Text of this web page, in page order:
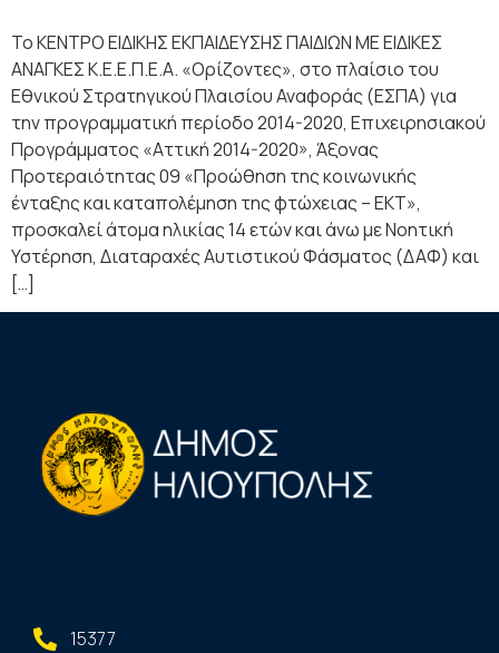
Το ΚΕΝΤΡΟ ΕΙΔΙΚΗΣ ΕΚΠΑΙΔΕΥΣΗΣ ΠΑΙΔΙΩΝ ΜΕ ΕΙΔΙΚΕΣ
ΑΝΑΓΚΕΣ Κ.Ε.Ε.Π.Ε.Α. «Ορίζοντες», στο πλαίσιο του
Εθνικού Στρατηγικού Πλαισίου Αναφοράς (ΕΣΠΑ) για
την προγραμματική περίοδο 2014-2020, Επιχειρησιακού
Προγράμματος «Αττική 2014-2020», Άξονας
Προτεραιότητας 09 «Προώθηση της κοινωνικής
ένταξης και καταπολέμηση της φτώχειας – ΕΚΤ»,
προσκαλεί άτομα ηλικίας 14 ετών και άνω με Νοητική
Υστέρηση, Διαταραχές Αυτιστικού Φάσματος (ΔΑΦ) και
[…]
15377